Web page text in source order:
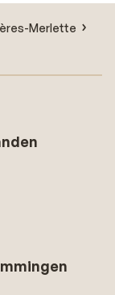
Merlette